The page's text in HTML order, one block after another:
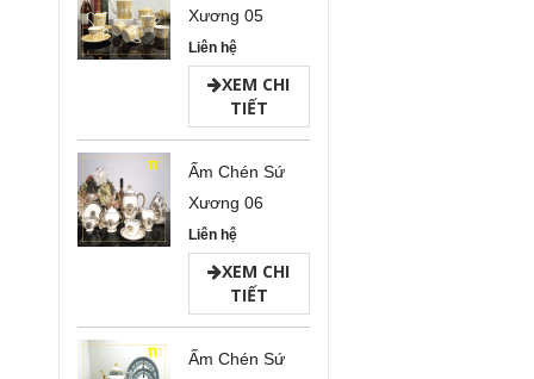
Xương 05
Liên hệ
XEM CHI
TIẾT
Ấm Chén Sứ
Xương 06
Liên hệ
XEM CHI
TIẾT
Ấm Chén Sứ